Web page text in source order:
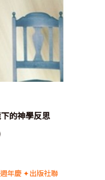
的神學反思
年慶 ✦出版社聯